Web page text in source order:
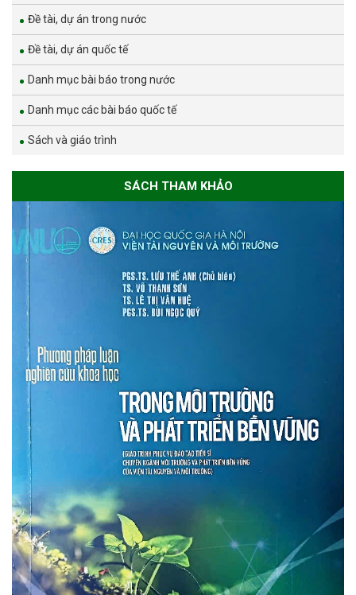
Đề tài, dự án trong nước
Đề tài, dự án quốc tế
Danh mục bài báo trong nước
Danh mục các bài báo quốc tế
Sách và giáo trình
SÁCH THAM KHẢO